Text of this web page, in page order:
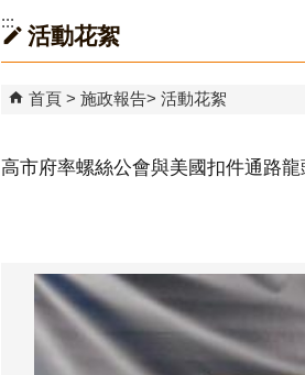
:::
活動花絮
首頁 施政報告 活動花絮
高市府率螺絲公會與美國扣件通路